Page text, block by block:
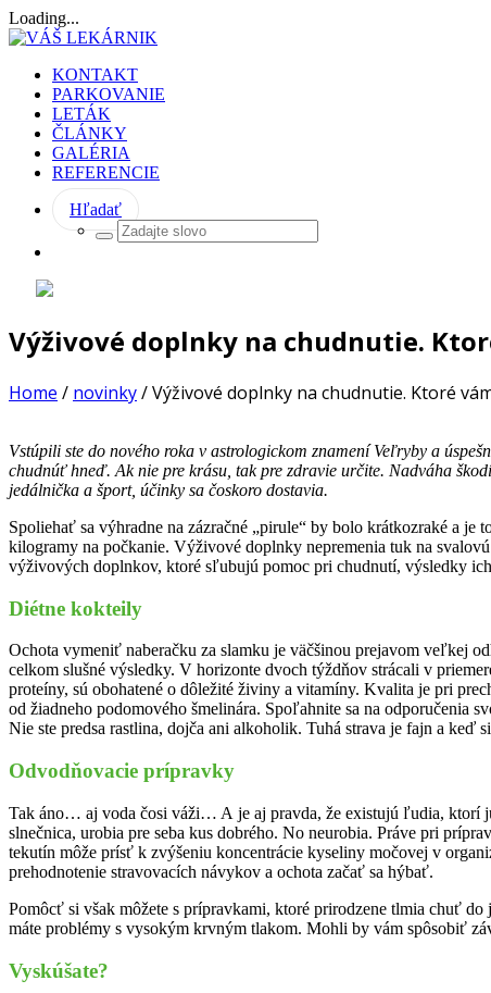
Loading...
KONTAKT
PARKOVANIE
LETÁK
ČLÁNKY
GALÉRIA
REFERENCIE
Hľadať
Výživové doplnky na chudnutie.
Home / novinky/Výživové doplnky na chudnutie. Ktoré
Vstúpili ste do nového roka v astrologickom znamení Veľryby a
chudnúť hneď. Ak nie pre krásu, tak pre zdravie určite. Nadváha
jedálnička a šport, účinky sa čoskoro dostavia.
Spoliehať sa výhradne na zázračné „pirule“ by bolo krátkozraké a
kilogramy na počkanie. Výživové doplnky nepremenia tuk na
výživových doplnkov, ktoré sľubujú pomoc pri chudnutí, výsledky
Diétne kokteily
Ochota vymeniť naberačku za slamku je väčšinou prejavom veľkej
celkom slušné výsledky. V horizonte dvoch týždňov strácali v
proteíny, sú obohatené o dôležité živiny a vitamíny. Kvalita je pri
od žiadneho podomového šmelinára. Spoľahnite sa na odporučenia
Nie ste predsa rastlina, dojča ani alkoholik. Tuhá strava je fajn a keď
Odvodňovacie prípravky
Tak áno… aj voda čosi váži… A je aj pravda, že existujú ľudia, ktorí
slnečnica, urobia pre seba kus dobrého. No neurobia. Práve pri
tekutín môže prísť k zvýšeniu koncentrácie kyseliny močovej v
prehodnotenie stravovacích návykov a ochota začať sa hýbať.
Pomôcť si však môžete s prípravkami, ktoré prirodzene tlmia chuť
máte problémy s vysokým krvným tlakom. Mohli by vám spôsobiť
Vyskúšate?